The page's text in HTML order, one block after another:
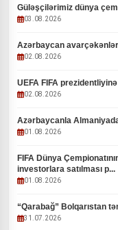
Güləşçilərimiz dünya
03.08.2026
Azərbaycan
02.08.2026
UEFA FIFA
02.08.2026
Azərbaycanla
01.08.2026
FIFA Dünya
investorlara satılması p...
01.08.2026
“Qarabağ” Bolqarıstan
31.07.2026